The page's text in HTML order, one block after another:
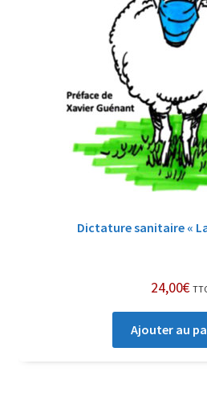
Dictature sanitaire «
24,00€
Ajouter au